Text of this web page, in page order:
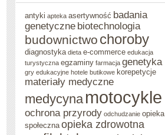
antyki apteka asertywność badania
genetyczne biotechnologia
budownictwo choroby
diagnostyka dieta e-commerce edukacja
turystyczna egzaminy farmacja genetyka
gry edukacyjne hotele butikowe korepetycje
materiały medyczne
medycyna motocykle
ochrona przyrody odchudzanie opieka
społeczna opieka zdrowotna